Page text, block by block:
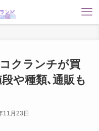
クランチが買
や種類､通販も
11月23日